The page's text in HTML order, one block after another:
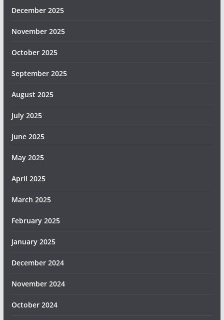
December 2025
November 2025
October 2025
September 2025
August 2025
July 2025
June 2025
May 2025
April 2025
March 2025
February 2025
January 2025
December 2024
November 2024
October 2024